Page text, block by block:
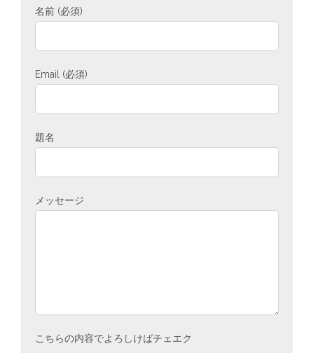
名前 (必須)
Email (必須)
題名
メッセージ
こちらの内容でよろしけばチェエク